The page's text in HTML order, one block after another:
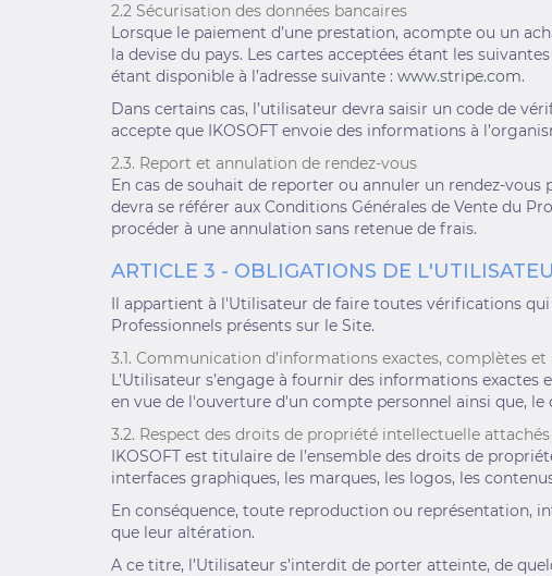
2.2 Sécurisation des données bancaires
Lorsque le paiement d’une prestation, acompte ou un
la devise du pays. Les cartes acceptées étant les
étant disponible à l’adresse suivante : www.stripe.com.
Dans certains cas, l’utilisateur devra saisir un code de
accepte que IKOSOFT envoie des informations à
2.3. Report et annulation de rendez-vous
En cas de souhait de reporter ou annuler un rendez-
devra se référer aux Conditions Générales de Vente du
procéder à une annulation sans retenue de frais.
ARTICLE 3 - OBLIGATIONS DE
Il appartient à l'Utilisateur de faire toutes vérifications
Professionnels présents sur le Site.
3.1. Communication d’informations exactes, complètes et
L’Utilisateur s’engage à fournir des informations
en vue de l'ouverture d'un compte personnel ainsi que,
3.2. Respect des droits de propriété intellectuelle
IKOSOFT est titulaire de l’ensemble des droits de
interfaces graphiques, les marques, les logos, les
En conséquence, toute reproduction ou représentation,
que leur altération.
A ce titre, l’Utilisateur s’interdit de porter atteinte, de